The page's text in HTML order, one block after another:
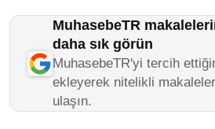
MuhasebeTR
daha sık görün
MuhasebeTR'yi tercih
ekleyerek nitelikli
ulaşın.